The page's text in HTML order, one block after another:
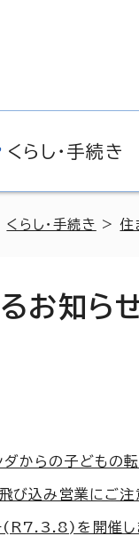
くらし・手続き
くらし・手続き >住
お知ら
からの子どもの
び込み営業にご注
を開催しま